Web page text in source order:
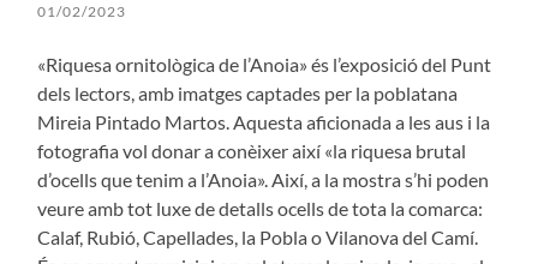
01/02/2023
«Riquesa ornitològica de l’Anoia» és l’exposició del Punt
dels lectors, amb imatges captades per la poblatana
Mireia Pintado Martos. Aquesta aficionada a les aus i la
fotografia vol donar a conèixer així «la riquesa brutal
d’ocells que tenim a l’Anoia». Així, a la mostra s’hi poden
veure amb tot luxe de detalls ocells de tota la comarca:
Calaf, Rubió, Capellades, la Pobla o Vilanova del Camí.